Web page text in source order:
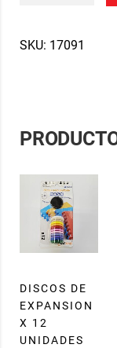
SKU: 17091
DISCOS DE
EXPANSION
X 12
UNIDADES